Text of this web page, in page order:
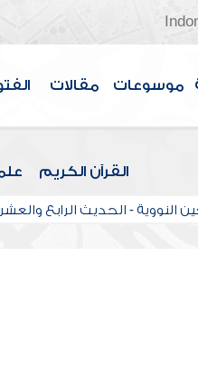
موسوعات مقالات
القرآن الكريم
النووية - الحديث الرابع